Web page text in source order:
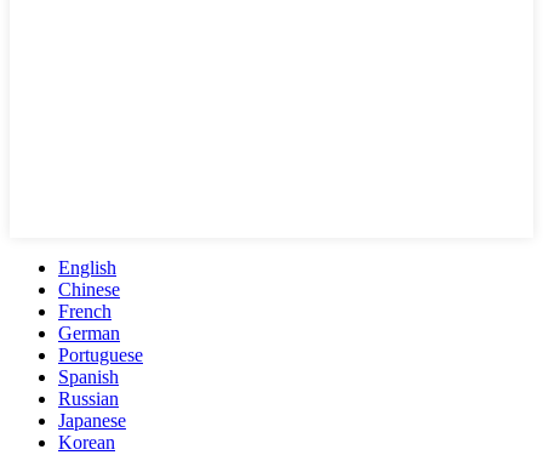
English
Chinese
French
German
Portuguese
Spanish
Russian
Japanese
Korean